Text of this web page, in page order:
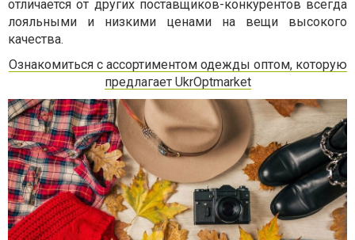
отличается от других поставщиков-конкурентов всегда
лояльными и низкими ценами на вещи высокого
качества.
Ознакомиться с ассортиментом одежды оптом, которую
предлагает UkrOptmarket